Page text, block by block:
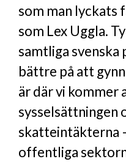
som man lyckats
som Lex Uggla.
samtliga
bättre på att
är där vi kommer
sysselsättningen
skatteintäkterna
offentliga